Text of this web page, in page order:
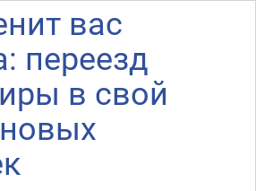
вас
переезд
в свой